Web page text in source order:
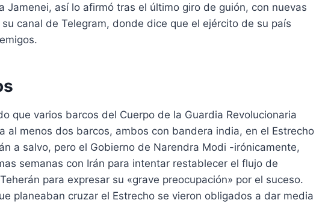
Jamenei, así lo afirmó tras el último giro de guión, con nuevas
canal de Telegram, donde dice que el ejército de su país
que varios barcos del Cuerpo de la Guardia Revolucionaria
al menos dos barcos, ambos con bandera india, en el Estrecho
a salvo, pero el Gobierno de Narendra Modi -irónicamente,
semanas con Irán para intentar restablecer el flujo de
para expresar su «grave preocupación» por el suceso.
planeaban cruzar el Estrecho se vieron obligados a dar media